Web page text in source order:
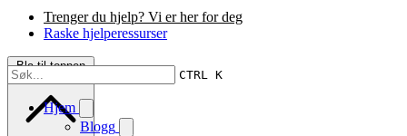
CTRL K
Hjem
Blogg
Trenger du hjelp? Vi er her for deg
Raske hjelperessurser
Bla til toppen